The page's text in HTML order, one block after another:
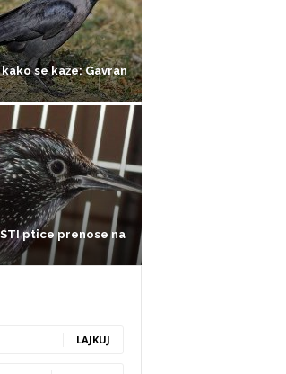
se kaže: Gavran
ptice prenose na
LAJKUJ